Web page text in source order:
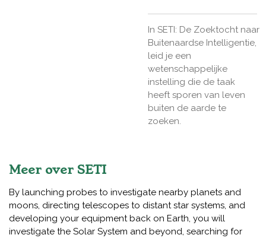
In SETI: De Zoektocht naar
Buitenaardse Intelligentie,
leid je een
wetenschappelijke
instelling die de taak
heeft sporen van leven
buiten de aarde te
zoeken.
Meer over SETI
By launching probes to investigate nearby planets and
moons, directing telescopes to distant star systems, and
developing your equipment back on Earth, you will
investigate the Solar System and beyond, searching for